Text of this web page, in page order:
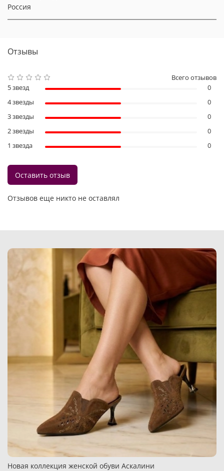
Россия
Отзывы
Отзывов еще никто не оставлял
Всего отзывов
5 звезд
0
4 звезды
0
3 звезды
0
2 звезды
0
1 звезда
0
Оставить отзыв
Новая коллекция женской обуви Аскалини